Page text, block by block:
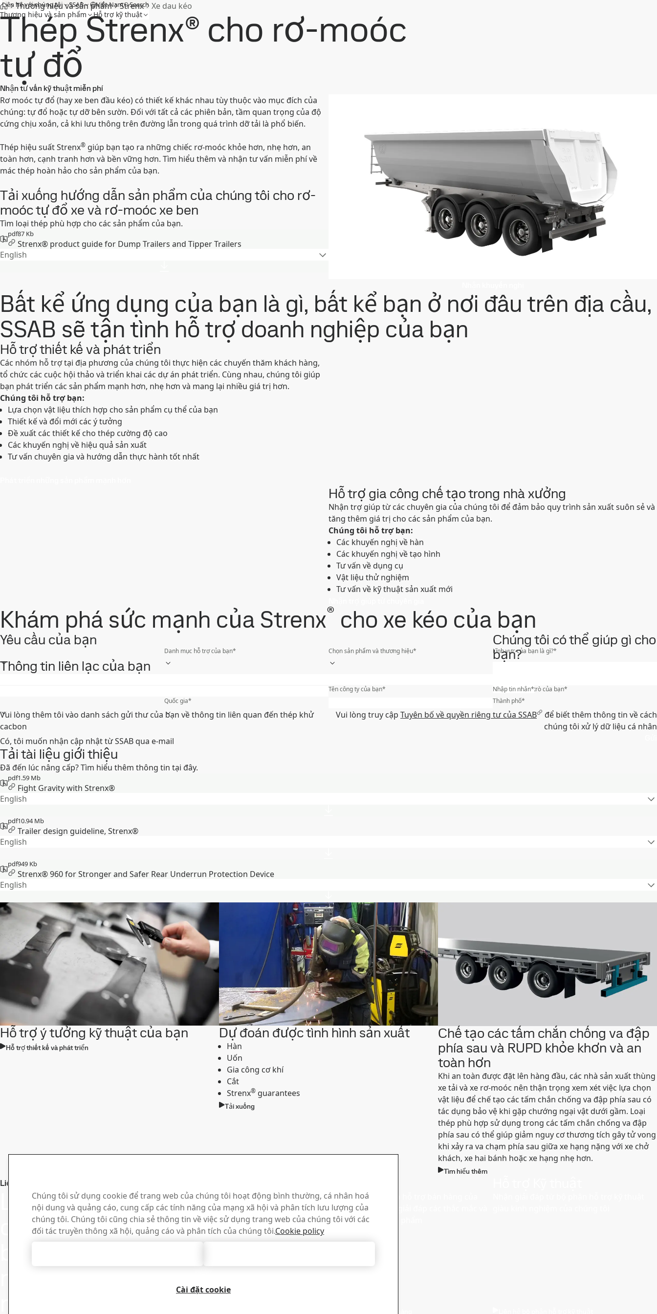
Liên hệ với chúng tôi SSAB Việt Nam Search
Thương hiệu và sản phẩm Hỗ trợ kỹ thuật
Thương hiệu và sản phẩm Strenx Xe dau kéo
Thép Strenx® cho rơ-moóc
tự đổ
Nhận tư vấn kỹ thuật miễn phí
Rơ moóc tự đổ (hay xe ben đầu kéo) có thiết kế khác nhau tùy thuộc vào mục đích của
chúng: tự đổ hoặc tự dỡ bên sườn. Đối với tất cả các phiên bản, tầm quan trọng của độ
cứng chịu xoắn, cả khi lưu thông trên đường lẫn trong quá trình dỡ tải là phổ biến.
Thép hiệu suất Strenx® giúp bạn tạo ra những chiếc rơ-moóc khỏe hơn, nhẹ hơn, an
toàn hơn, cạnh tranh hơn và bền vững hơn. Tìm hiểu thêm và nhận tư vấn miễn phí về
mác thép hoàn hảo cho sản phẩm của bạn.
Tải xuống hướng dẫn sản phẩm của chúng tôi cho rơ-
moóc tự đổ xe và rơ-moóc xe ben
Tìm loại thép phù hợp cho các sản phẩm của bạn.
pdf87 Kb
Strenx® product guide for Dump Trailers and Tipper Trailers
English
Bất kể ứng dụng của bạn là gì, bất kể bạn ở nơi đâu trên địa cầu,
SSAB sẽ tận tình hỗ trợ doanh nghiệp của bạn
Hỗ trợ thiết kế và phát triển
Các nhóm hỗ trợ tại địa phương của chúng tôi thực hiện các chuyến thăm khách hàng,
tổ chức các cuộc hội thảo và triển khai các dự án phát triển. Cùng nhau, chúng tôi giúp
bạn phát triển các sản phẩm mạnh hơn, nhẹ hơn và mang lại nhiều giá trị hơn.
Chúng tôi hỗ trợ bạn:
Lựa chọn vật liệu thích hợp cho sản phẩm cụ thể của bạn
Thiết kế và đổi mới các ý tưởng
Đề xuất các thiết kế cho thép cường độ cao
Các khuyến nghị về hiệu quả sản xuất
Tư vấn chuyên gia và hướng dẫn thực hành tốt nhất
Hỗ trợ gia công chế tạo trong nhà xưởng
Nhận trợ giúp từ các chuyên gia của chúng tôi để đảm bảo quy trình sản xuất suôn sẻ và
tăng thêm giá trị cho các sản phẩm của bạn.
Chúng tôi hỗ trợ bạn:
Các khuyến nghị về hàn
Các khuyến nghị về tạo hình
Tư vấn về dụng cụ
Vật liệu thử nghiệm
Tư vấn về kỹ thuật sản xuất mới
Khám phá sức mạnh của Strenx® cho xe kéo của bạn
Yêu cầu của bạn
Danh mục hỗ trợ của bạn* Chọn sản phẩm và thương hiệu* Lĩnh vực của bạn là gì?*
Thông tin liên lạc của bạn
Tên công ty của bạn* Chức năng/vai trò của bạn*
Quốc gia* Thành phố*
Chúng tôi có thể giúp gì cho
bạn?
Nhập tin nhắn*
Vui lòng thêm tôi vào danh sách gửi thư của bạn về thông tin liên quan đến thép khử
cacbon
Có, tôi muốn nhận cập nhật từ SSAB qua e-mail
Vui lòng truy cập Tuyên bố về quyền riêng tư của SSAB
để biết thêm thông tin về cách
chúng tôi xử lý dữ liệu cá nhân
Tải tài liệu giới thiệu
Đã đến lúc nâng cấp? Tìm hiểu thêm thông tin tại đây.
pdf1.59 Mb
Fight Gravity with Strenx®
English
pdf10.94 Mb
Trailer design guideline, Strenx®
English
pdf949 Kb
Strenx® 960 for Stronger and Safer Rear Underrun Protection Device
English
Hỗ trợ ý tưởng kỹ thuật của bạn
Hỗ trợ thiết kế và phát triển
Dự đoán được tình hình sản xuất
Hàn
Uốn
Gia công cơ khí
Cắt
Strenx® guarantees
Tải xuống
Chế tạo các tấm chắn chống va đập
phía sau và RUPD khỏe khơn và an
toàn hơn
Khi an toàn được đặt lên hàng đầu, các nhà sản xuất thùng
xe tải và xe rơ-moóc nên thận trọng xem xét việc lựa chọn
vật liệu để chế tạo các tấm chắn chống va đập phía sau có
tác dụng bảo vệ khi gặp chướng ngại vật dưới gầm. Loại
thép phù hợp sử dụng trong các tấm chắn chống va đập
phía sau có thể giúp giảm nguy cơ thương tích gây tử vong
khi xảy ra va chạm phía sau giữa xe hạng nặng với xe chở
khách, xe hai bánh hoặc xe hạng nhẹ hơn.
Tìm hiểu thêm
Liên hệ với Strenx®
Liên hệ với
chúng tôi nếu
thép Strenx®
Đăng ký nhận bản tin của chúng tôi và nhận
tin tức mới nhất về ngành, cập nhật sản
phẩm và câu chuyện truyền cảm hứng
Liên hệ với bộ phận hỗ trợ bán hàng của
chúng tôi để được giải đáp các thắc mắc và
nhận thông tin sản phẩm
Chúng tôi sử dụng cookie để trang web của chúng tôi hoạt động bình thường, cá nhân hoá
nội dung và quảng cáo, cung cấp các tính năng của mạng xã hội và phân tích lưu lượng của
chúng tôi. Chúng tôi cũng chia sẻ thông tin về việc sử dụng trang web của chúng tôi với các
đối tác truyền thông xã hội, quảng cáo và phân tích của chúng tôi.Cookie policy
Cài đặt cookie